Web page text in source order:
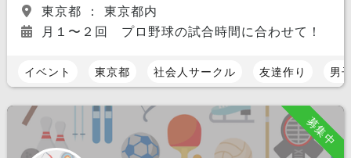
東京都 ： 東京都内
月１〜２回 プロ野球の試合時間に合わせて！
イベント 東京都 社会人サークル 友達作り 男
募集中